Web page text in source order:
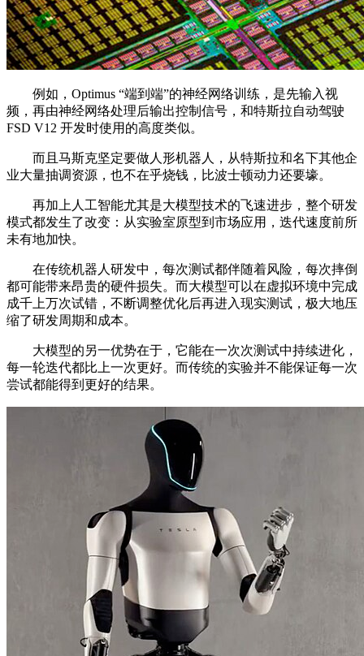
例如，Optimus “端到端”的神经网络训练，是先输入视
频，再由神经网络处理后输出控制信号，和特斯拉自动驾驶
FSD V12 开发时使用的高度类似。
而且马斯克坚定要做人形机器人，从特斯拉和名下其他企
业大量抽调资源，也不在乎烧钱，比波士顿动力还要壕。
再加上人工智能尤其是大模型技术的飞速进步，整个研发
模式都发生了改变：从实验室原型到市场应用，迭代速度前所
未有地加快。
在传统机器人研发中，每次测试都伴随着风险，每次摔倒
都可能带来昂贵的硬件损失。而大模型可以在虚拟环境中完成
成千上万次试错，不断调整优化后再进入现实测试，极大地压
缩了研发周期和成本。
大模型的另一优势在于，它能在一次次测试中持续进化，
每一轮迭代都比上一次更好。而传统的实验并不能保证每一次
尝试都能得到更好的结果。